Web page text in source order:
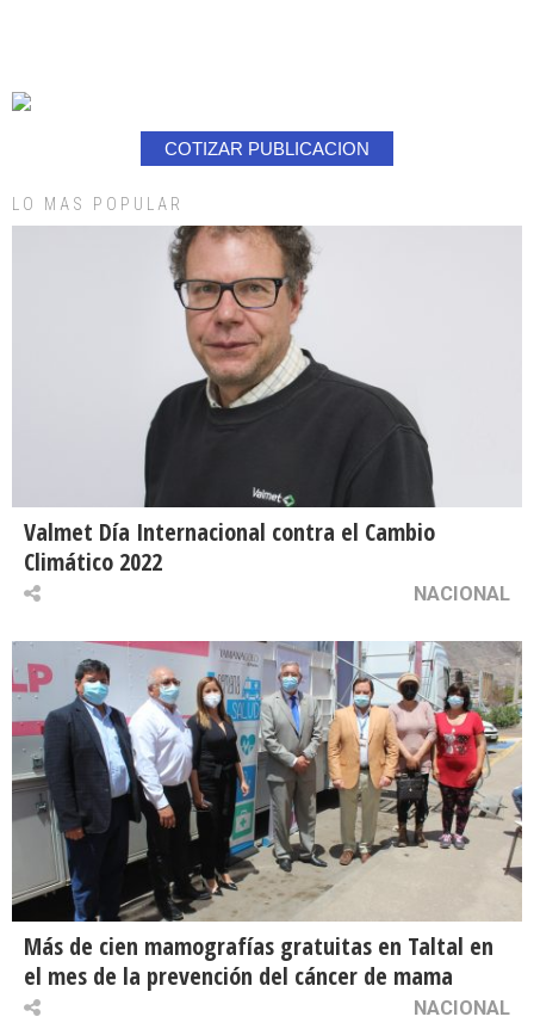
COTIZAR PUBLICACION
LO MAS POPULAR
Valmet Día Internacional contra el Cambio
Climático 2022
NACIONAL
Más de cien mamografías gratuitas en Taltal en
el mes de la prevención del cáncer de mama
NACIONAL